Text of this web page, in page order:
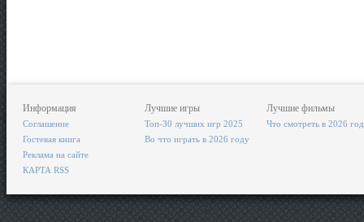
Информация
Соглашение
Гостевая книга
Реклама на сайте
КАРТА RSS
Лучшие игры
Топ-30 лучших игр 2025
Во что играть в 2026 году
Лучшие фильмы
Что смотреть в 2026